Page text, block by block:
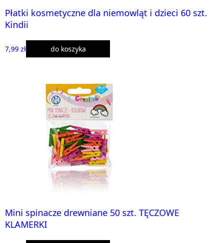
Płatki kosmetyczne dla niemowląt i dzieci 60 szt.
Kindii
7,99 zł do koszyka
Mini spinacze drewniane 50 szt. TĘCZOWE
KLAMERKI